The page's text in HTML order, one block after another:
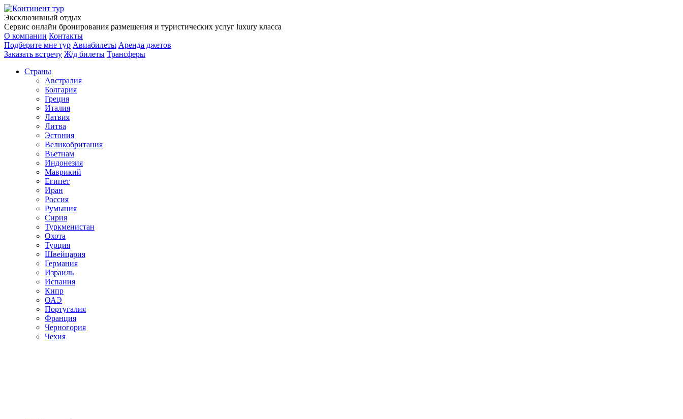
Эксклюзивный отдых
Сервис онлайн бронирования размещения и туристических услуг luxury класса
О компании Контакты
Подберите мне тур Авиабилеты Аренда джетов
Заказать встречу Ж/д билеты Трансферы
Страны
Австралия
Болгария
Греция
Италия
Латвия
Литва
Эстония
Великобритания
Вьетнам
Индонезия
Маврикий
Египет
Иран
Россия
Румыния
Сирия
Туркменистан
Охота
Турция
Швейцария
Германия
Израиль
Испания
Кипр
ОАЭ
Португалия
Франция
Черногория
Чехия